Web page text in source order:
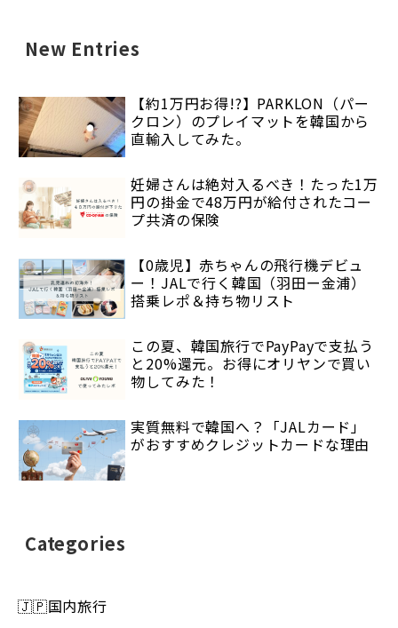
New Entries
【約1万円お得!?】PARKLON（パー
クロン）のプレイマットを韓国から
直輸入してみた。
妊婦さんは絶対入るべき！たった1万
円の掛金で48万円が給付されたコー
プ共済の保険
【0歳児】赤ちゃんの飛行機デビュ
ー！JALで行く韓国（羽田ー金浦）
搭乗レポ＆持ち物リスト
この夏、韓国旅行でPayPayで支払う
と20%還元。お得にオリヤンで買い
物してみた！
実質無料で韓国へ？「JALカード」
がおすすめクレジットカードな理由
Categories
🇯🇵国内旅行